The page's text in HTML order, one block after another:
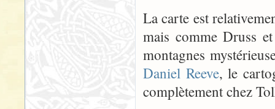
La carte est
mais comme Druss
montagnes
Daniel Reeve, le
complètement chez